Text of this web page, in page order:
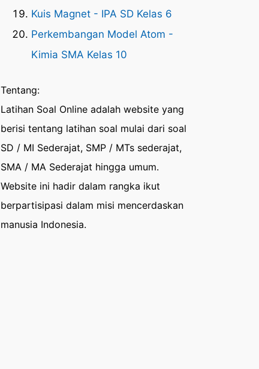
Kuis Magnet - IPA SD Kelas 6
Perkembangan Model Atom -
Kimia SMA Kelas 10
Tentang:
Latihan Soal Online adalah website yang
berisi tentang latihan soal mulai dari soal
SD / MI Sederajat, SMP / MTs sederajat,
SMA / MA Sederajat hingga umum.
Website ini hadir dalam rangka ikut
berpartisipasi dalam misi mencerdaskan
manusia Indonesia.